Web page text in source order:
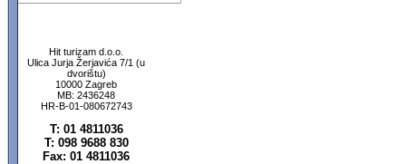
Hit turizam d.o.o.
Ulica Jurja Žerjavića 7/1 (u
dvorištu)
10000 Zagreb
MB: 2436248
HR-B-01-080672743
T: 01 4811036
T: 098 9688 830
Fax: 01 4811036